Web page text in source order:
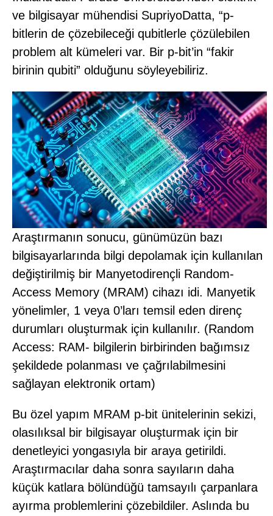
ve bilgisayar mühendisi SupriyoDatta, “p-
bitlerin de çözebileceği qubitlerle çözülebilen
problem alt kümeleri var. Bir p-bit’in “fakir
birinin qubiti” olduğunu söyleyebiliriz.
Araştırmanın sonucu, günümüzün bazı
bilgisayarlarında bilgi depolamak için kullanılan
değiştirilmiş bir Manyetodirençli Random-
Access Memory (MRAM) cihazı idi. Manyetik
yönelimler, 1 veya 0’ları temsil eden direnç
durumları oluşturmak için kullanılır. (Random
Access: RAM- bilgilerin birbirinden bağımsız
şekildede polanması ve çağrılabilmesini
sağlayan elektronik ortam)
Bu özel yapım MRAM p-bit ünitelerinin sekizi,
olasılıksal bir bilgisayar oluşturmak için bir
denetleyici yongasıyla bir araya getirildi.
Araştırmacılar daha sonra sayıların daha
küçük katlara bölündüğü tamsayılı çarpanlara
ayırma problemlerini çözebildiler. Aslında bu